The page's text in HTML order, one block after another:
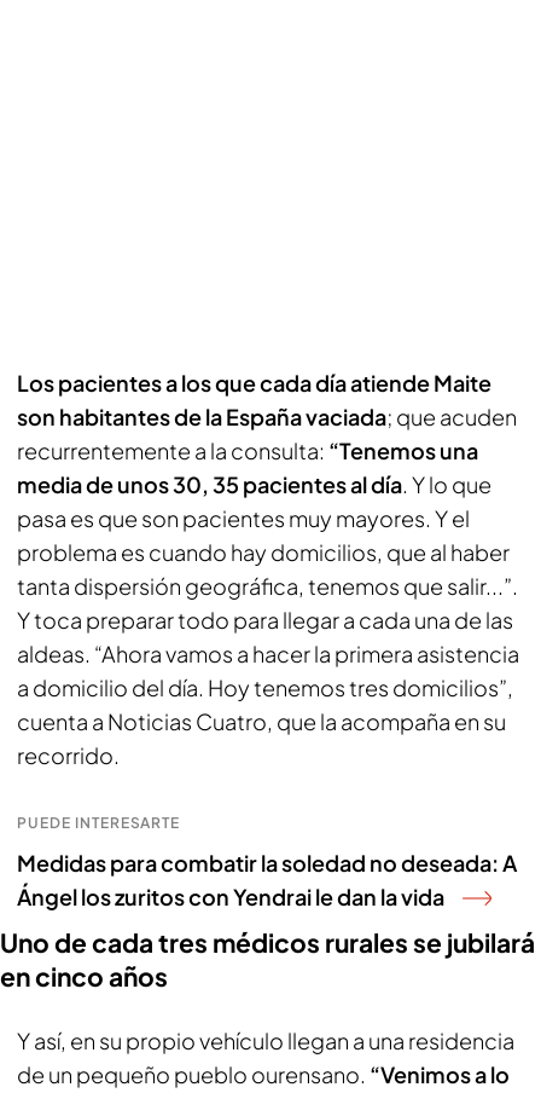
Los pacientes a los que cada día atiende Maite
son habitantes de la España vaciada; que acuden
recurrentemente a la consulta: “Tenemos una
media de unos 30, 35 pacientes al día. Y lo que
pasa es que son pacientes muy mayores. Y el
problema es cuando hay domicilios, que al haber
tanta dispersión geográfica, tenemos que salir...”.
Y toca preparar todo para llegar a cada una de las
aldeas. “Ahora vamos a hacer la primera asistencia
a domicilio del día. Hoy tenemos tres domicilios”,
cuenta a Noticias Cuatro, que la acompaña en su
recorrido.
PUEDE INTERESARTE
Medidas para combatir la soledad no deseada: A
Ángel los zuritos con Yendrai le dan la vida
Uno de cada tres médicos rurales se jubilará
en cinco años
Y así, en su propio vehículo llegan a una residencia
de un pequeño pueblo ourensano. “Venimos a lo